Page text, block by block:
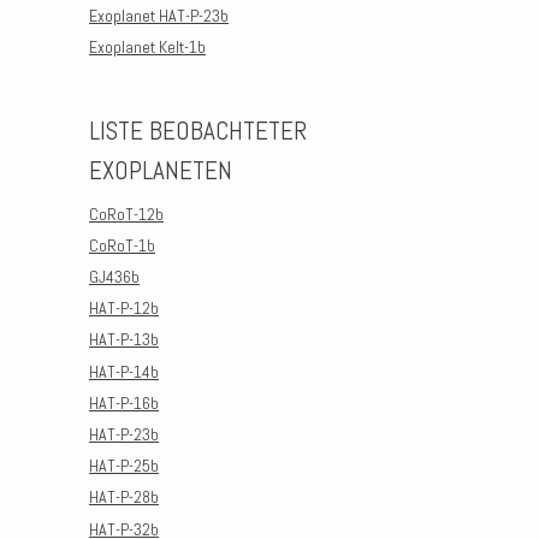
Exoplanet HAT-P-23b
Exoplanet Kelt-1b
LISTE BEOBACHTETER
EXOPLANETEN
CoRoT-12b
CoRoT-1b
GJ436b
HAT-P-12b
HAT-P-13b
HAT-P-14b
HAT-P-16b
HAT-P-23b
HAT-P-25b
HAT-P-28b
HAT-P-32b